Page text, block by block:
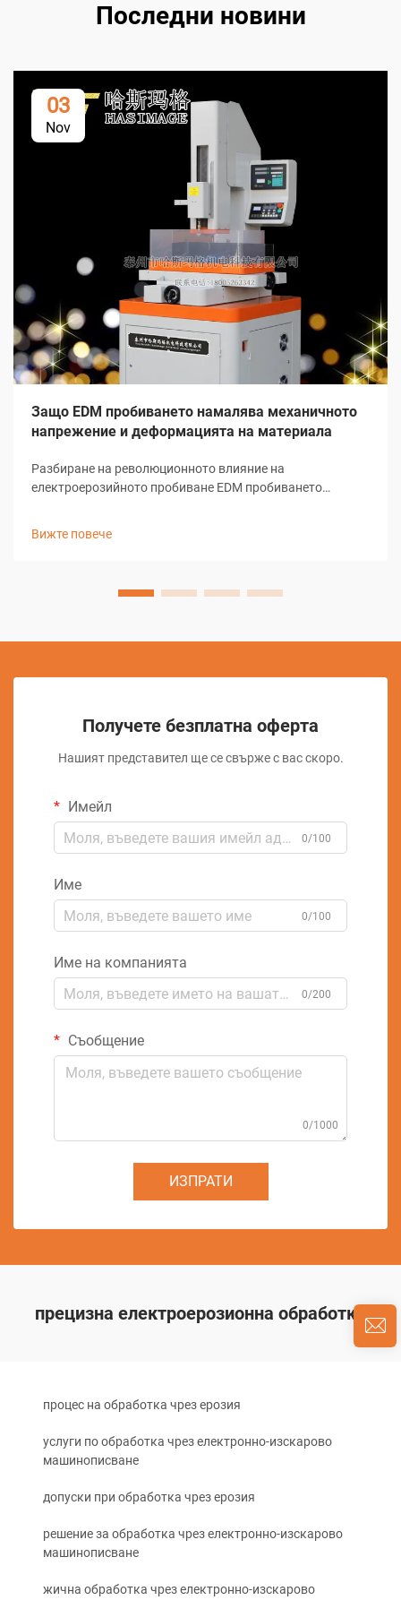
Последни новини
03
Nov
Защо EDM пробиването намалява механичното
напрежение и деформацията на материала
Разбиране на революционното влияние на
електроерозийното пробиване EDM пробиването
Вижте повече
Получете безплатна оферта
Нашият представител ще се свърже с вас скоро.
Имейл
0/100
Име
0/100
Име на компанията
0/200
Съобщение
0/1000
ИЗПРАТИ
прецизна електроерозионна обработка
процес на обработка чрез ерозия
услуги по обработка чрез електронно-изскарово
машинописване
допуски при обработка чрез ерозия
решение за обработка чрез електронно-изскарово
машинописване
жична обработка чрез електронно-изскарово